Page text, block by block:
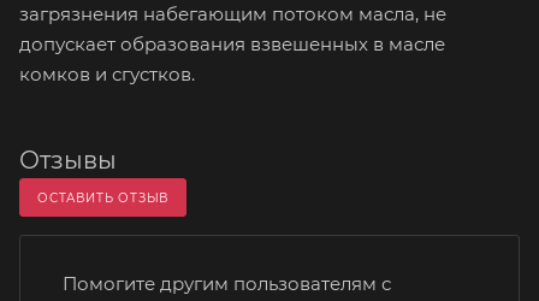
загрязнения набегающим потоком масла, не
допускает образования взвешенных в масле
комков и сгустков.
Отзывы
ОСТАВИТЬ ОТЗЫВ
Помогите другим пользователям с